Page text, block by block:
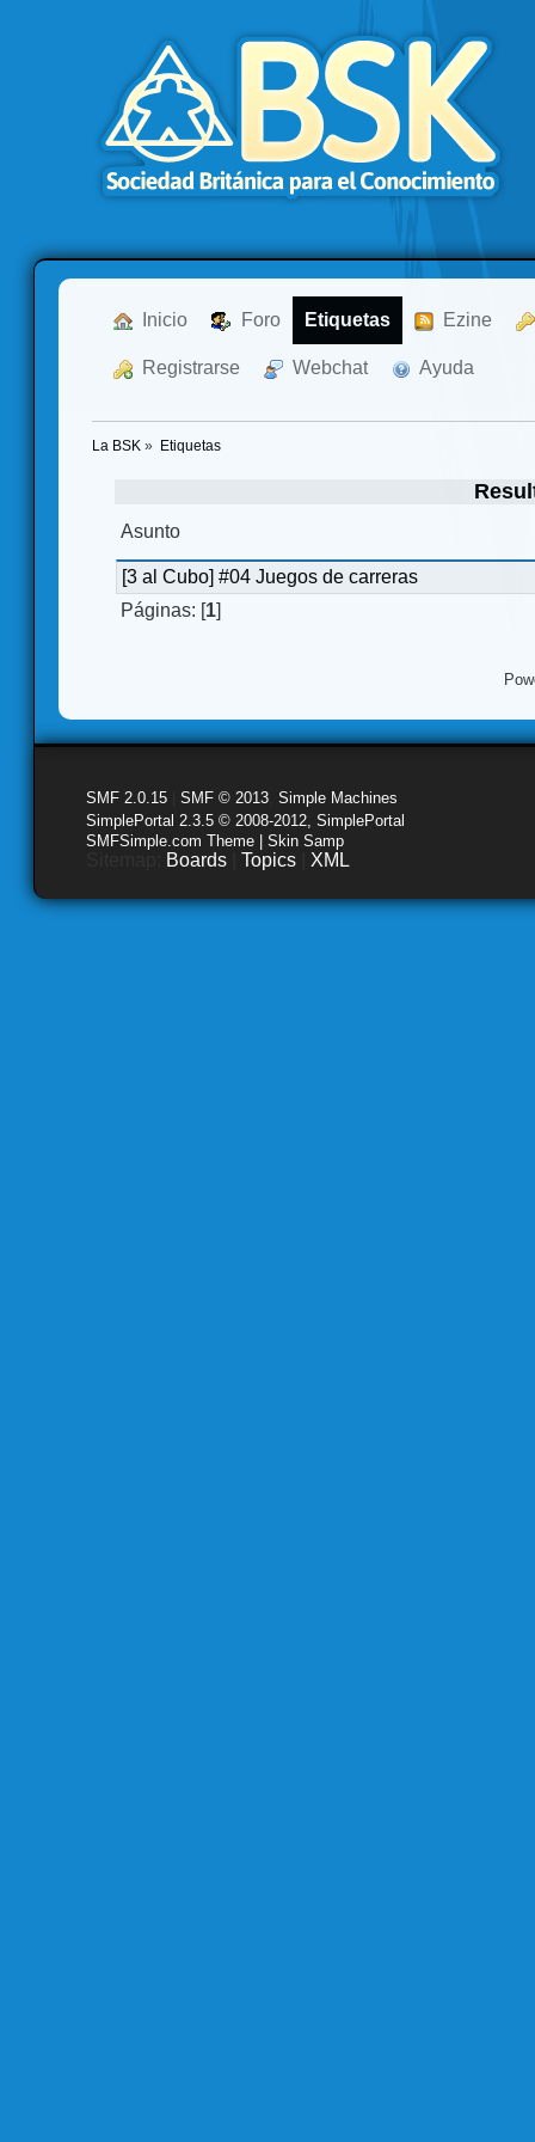
Inicio Foro Etiquetas Ezine
Registrarse Webchat Ayuda
La BSK » Etiquetas
Asunto
[3 al Cubo] #04 Juegos de carreras
Páginas: [1]
SMF 2.0.15 SMF © 2013 Simple Machines
SimplePortal 2.3.5 © 2008-2012, SimplePortal
SMFSimple.com Theme | Skin Samp
Boards Topics XML